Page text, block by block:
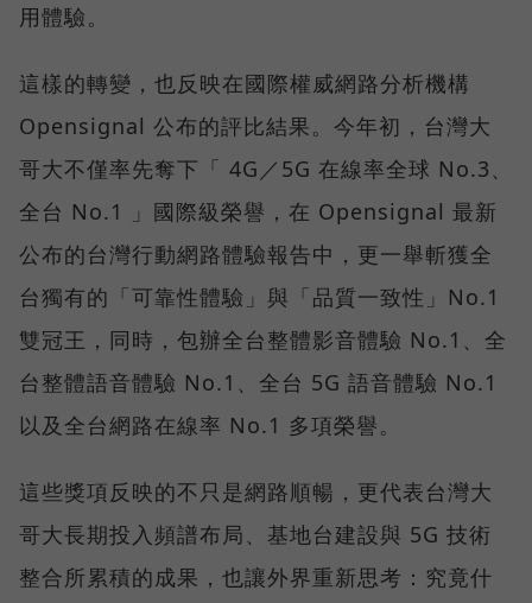
用體驗。
這樣的轉變，也反映在國際權威網路分析機構
Opensignal 公布的評比結果。今年初，台灣大
哥大不僅率先奪下「 4G／5G 在線率全球 No.3、
全台 No.1 」國際級榮譽，在 Opensignal 最新
公布的台灣行動網路體驗報告中，更一舉斬獲全
台獨有的「可靠性體驗」與「品質一致性」No.1
雙冠王，同時，包辦全台整體影音體驗 No.1、全
台整體語音體驗 No.1、全台 5G 語音體驗 No.1
以及全台網路在線率 No.1 多項榮譽。
這些獎項反映的不只是網路順暢，更代表台灣大
哥大長期投入頻譜布局、基地台建設與 5G 技術
整合所累積的成果，也讓外界重新思考：究竟什